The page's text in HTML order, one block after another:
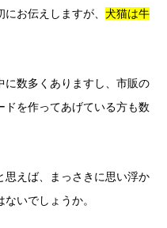
お伝えしますが、 犬猫は牛
に数多くありますし、市販の
を作ってあげている方も数
思えば、まっさきに思い浮か
いでしょうか。